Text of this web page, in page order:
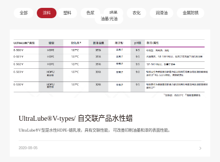
全部 涂料 塑料 色浆 喷墨 农化 润滑油
金属防锈
油墨/光油
UltraLube®V-types/ 自交联产品水性蜡
UltraLube®V型是水性HDPE-蜡乳液，具有交联性能， 可改善印刷油墨和漆的表面性能。
2020-08-05